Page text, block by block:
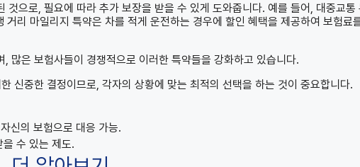
것으로, 필요에 따라 추가 보장을 받을 수 있게 도와줍니다. 예를 들어, 대중교통
리 마일리지 특약은 차를 적게 운전하는 경우에 할인 혜택을 제공하여 보험료
많은 보험사들이 경쟁적으로 이러한 특약들을 강화하고 있습니다.
신중한 결정이므로, 각자의 상황에 맞는 최적의 선택을 하는 것이 중요합니다.
신의 보험으로 대응 가능.
수 있는 제도.